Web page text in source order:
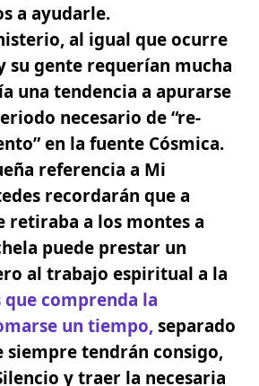
a ayudarle.
al igual que ocurre
su gente requerían mucha
una tendencia a apurarse
necesario de “re-
en la fuente Cósmica.
referencia a Mi
recordarán que a
retiraba a los montes a
puede prestar un
al trabajo espiritual a la
que comprenda la
un tiempo,separado
siempre tendrán consigo,
y traer la necesaria